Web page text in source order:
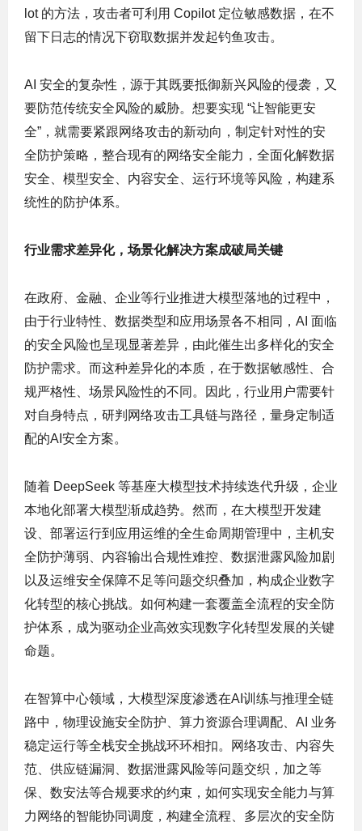
lot 的方法，攻击者可利用 Copilot 定位敏感数据，在不
留下日志的情况下窃取数据并发起钓鱼攻击。
AI 安全的复杂性，源于其既要抵御新兴风险的侵袭，又
要防范传统安全风险的威胁。想要实现 “让智能更安
全”，就需要紧跟网络攻击的新动向，制定针对性的安
全防护策略，整合现有的网络安全能力，全面化解数据
安全、模型安全、内容安全、运行环境等风险，构建系
统性的防护体系。
行业需求差异化，场景化解决方案成破局关键
在政府、金融、企业等行业推进大模型落地的过程中，
由于行业特性、数据类型和应用场景各不相同，AI 面临
的安全风险也呈现显著差异，由此催生出多样化的安全
防护需求。而这种差异化的本质，在于数据敏感性、合
规严格性、场景风险性的不同。因此，行业用户需要针
对自身特点，研判网络攻击工具链与路径，量身定制适
配的AI安全方案。
随着 DeepSeek 等基座大模型技术持续迭代升级，企业
本地化部署大模型渐成趋势。然而，在大模型开发建
设、部署运行到应用运维的全生命周期管理中，主机安
全防护薄弱、内容输出合规性难控、数据泄露风险加剧
以及运维安全保障不足等问题交织叠加，构成企业数字
化转型的核心挑战。如何构建一套覆盖全流程的安全防
护体系，成为驱动企业高效实现数字化转型发展的关键
命题。
在智算中心领域，大模型深度渗透在AI训练与推理全链
路中，物理设施安全防护、算力资源合理调配、AI 业务
稳定运行等全栈安全挑战环环相扣。网络攻击、内容失
范、供应链漏洞、数据泄露风险等问题交织，加之等
保、数安法等合规要求的约束，如何实现安全能力与算
力网络的智能协同调度，构建全流程、多层次的安全防